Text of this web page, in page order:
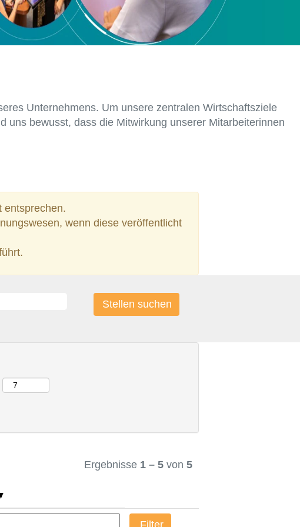
Unternehmens. Um unsere zentralen Wirtschaftsziele
uns bewusst, dass die Mitwirkung unserer Mitarbeiterinnen
entsprechen.
wenn diese veröffentlicht
Ergebnisse 1 – 5 von 5